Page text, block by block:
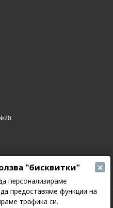
"бисквитки" ×
персонализираме
предоставяме функции на
трафика си.